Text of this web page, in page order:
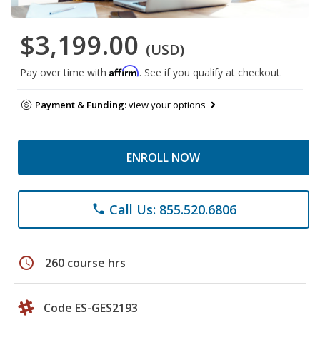
$3,199.00 (USD)
Pay over time with Affirm. See if you qualify at checkout.
Payment & Funding:view your options
ENROLL NOW
phone Call Us: 855.520.6806
schedule 260 course hrs
Code ES-GES2193